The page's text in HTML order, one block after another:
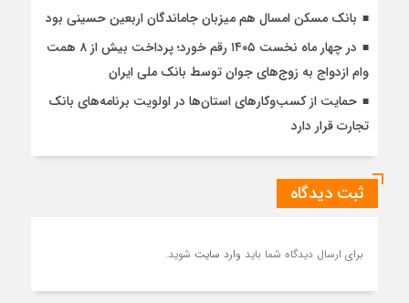
بانک مسکن امسال هم میزبان جاماندگان اربعین حسینی بود
در چهار ماه نخست ۱۴۰۵ رقم خورد؛ پرداخت بیش از ۸ همت
وام ازدواج به زوج‌های جوان توسط بانک ملی ایران
حمایت از کسب‌وکارهای استان‌ها در اولویت برنامه‌های بانک
تجارت قرار دارد
ثبت دیدگاه
برای ارسال دیدگاه شما باید وارد سایت شوید.